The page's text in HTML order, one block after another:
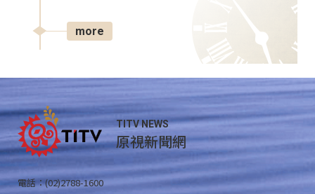
more
TITV NEWS
原視新聞網
電話：(02)2788-1600